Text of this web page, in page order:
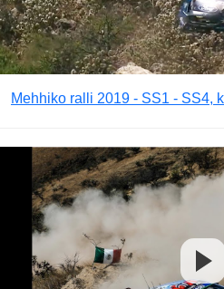
Mehhiko ralli 2019 - SS1 - SS4,